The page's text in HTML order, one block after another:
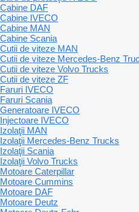
Cabine DAF
Cabine IVECO
Cabine MAN
Cabine Scania
Cutii de viteze MAN
Cutii de viteze Mercedes-Benz
Cutii de viteze Volvo Trucks
Cutii de viteze ZF
Faruri IVECO
Faruri Scania
Generatoare IVECO
Injectoare IVECO
Izolaţii MAN
Izolaţii Mercedes-Benz Trucks
Izolaţii Scania
Izolaţii Volvo Trucks
Motoare Caterpillar
Motoare Cummins
Motoare DAF
Motoare Deutz